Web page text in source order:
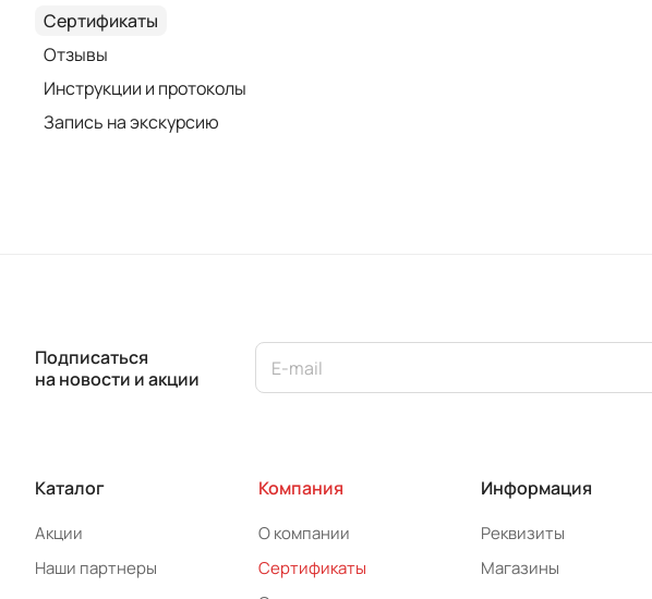
Сертификаты
Отзывы
Инструкции и протоколы
Запись на экскурсию
Подписаться
на новости и акции
Каталог
Акции
Наши партнеры
Компания
О компании
Сертификаты
Информация
Реквизиты
Магазины